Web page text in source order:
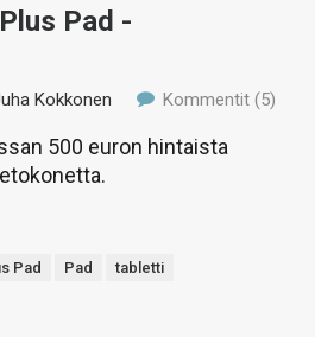
Pad -
Kokkonen Kommentit (5)
500 euron hintaista
Pad Pad
tabletti